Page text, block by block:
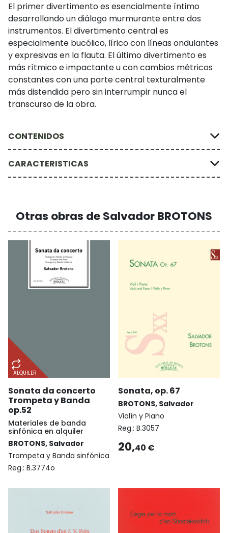
El primer divertimento es esencialmente íntimo
desarrollando un diálogo murmurante entre dos
instrumentos. El divertimento central es
especialmente bucólico, lírico con líneas ondulantes
y expresivas en la flauta. El último divertimento es
más rítmico e impactante u con cambios métricos
constantes con una parte central texturalmente
más distendida pero sin interrumpir nunca el
transcurso de la obra.
CONTENIDOS
CARACTERISTICAS
Otras obras de Salvador BROTONS
ALQUILER
Sonata da concerto
Trompeta y Banda
op.52
Materiales de banda
sinfónica en alquiler
BROTONS, Salvador
Trompeta y Banda sinfónica
Reg.: B.3774o
Sonata, op. 67
BROTONS, Salvador
Violín y Piano
Reg.: B.3057
20,40 €